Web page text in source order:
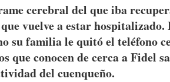
cerebral del que iba
vuelve a estar hospitalizado.
su familia le quitó el teléfono
conocen de cerca a Fidel
del cuenqueño.